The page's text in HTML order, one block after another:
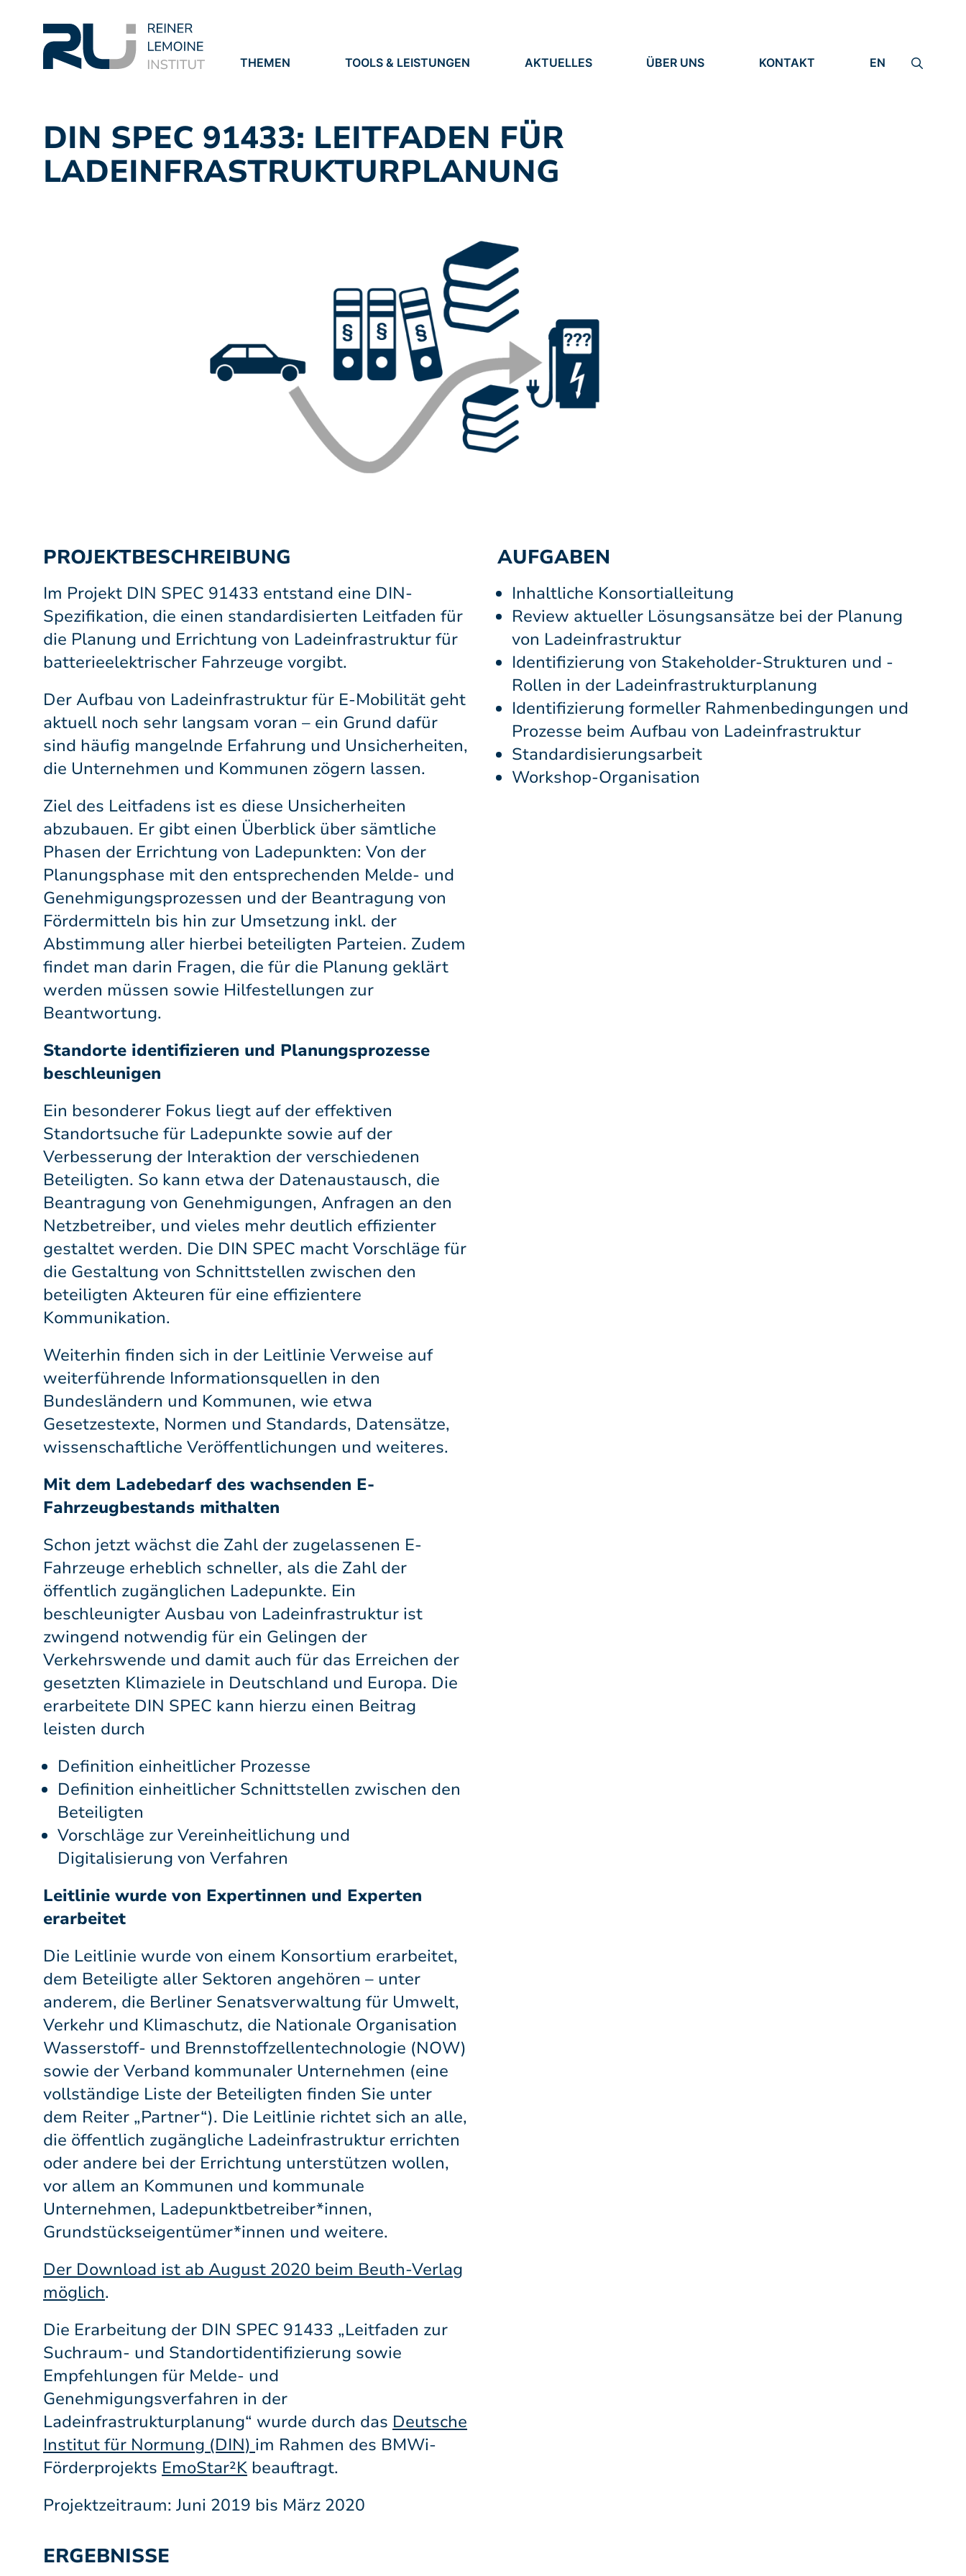
THEMEN TOOLS & LEISTUNGEN AKTUELLES
PRESSE
STELLEN
ÜBER UNS KONTAKT EN
DIN SPEC 91433: LEITFADEN FÜR
LADEINFRASTRUKTURPLANUNG
PROJEKTBESCHREIBUNG
Im Projekt DIN SPEC 91433 entstand eine DIN-
Spezifikation, die einen standardisierten Leitfaden für
die Planung und Errichtung von Ladeinfrastruktur für
batterieelektrischer Fahrzeuge vorgibt.
Der Aufbau von Ladeinfrastruktur für E-Mobilität geht
aktuell noch sehr langsam voran – ein Grund dafür
sind häufig mangelnde Erfahrung und Unsicherheiten,
die Unternehmen und Kommunen zögern lassen.
Ziel des Leitfadens ist es diese Unsicherheiten
abzubauen. Er gibt einen Überblick über sämtliche
Phasen der Errichtung von Ladepunkten: Von der
Planungsphase mit den entsprechenden Melde- und
Genehmigungsprozessen und der Beantragung von
Fördermitteln bis hin zur Umsetzung inkl. der
Abstimmung aller hierbei beteiligten Parteien. Zudem
findet man darin Fragen, die für die Planung geklärt
werden müssen sowie Hilfestellungen zur
Beantwortung.
Standorte identifizieren und Planungsprozesse
beschleunigen
Ein besonderer Fokus liegt auf der effektiven
Standortsuche für Ladepunkte sowie auf der
Verbesserung der Interaktion der verschiedenen
Beteiligten. So kann etwa der Datenaustausch, die
Beantragung von Genehmigungen, Anfragen an den
Netzbetreiber, und vieles mehr deutlich effizienter
gestaltet werden. Die DIN SPEC macht Vorschläge für
die Gestaltung von Schnittstellen zwischen den
beteiligten Akteuren für eine effizientere
Kommunikation.
Weiterhin finden sich in der Leitlinie Verweise auf
weiterführende Informationsquellen in den
Bundesländern und Kommunen, wie etwa
Gesetzestexte, Normen und Standards, Datensätze,
wissenschaftliche Veröffentlichungen und weiteres.
Mit dem Ladebedarf des wachsenden E-
Fahrzeugbestands mithalten
Schon jetzt wächst die Zahl der zugelassenen E-
Fahrzeuge erheblich schneller, als die Zahl der
öffentlich zugänglichen Ladepunkte. Ein
beschleunigter Ausbau von Ladeinfrastruktur ist
zwingend notwendig für ein Gelingen der
Verkehrswende und damit auch für das Erreichen der
gesetzten Klimaziele in Deutschland und Europa. Die
erarbeitete DIN SPEC kann hierzu einen Beitrag
leisten durch
Definition einheitlicher Prozesse
Definition einheitlicher Schnittstellen zwischen den
Beteiligten
Vorschläge zur Vereinheitlichung und
Digitalisierung von Verfahren
Leitlinie wurde von Expertinnen und Experten
erarbeitet
Die Leitlinie wurde von einem Konsortium erarbeitet,
dem Beteiligte aller Sektoren angehören – unter
anderem, die Berliner Senatsverwaltung für Umwelt,
Verkehr und Klimaschutz, die Nationale Organisation
Wasserstoff- und Brennstoffzellentechnologie (NOW)
sowie der Verband kommunaler Unternehmen (eine
vollständige Liste der Beteiligten finden Sie unter
dem Reiter „Partner“). Die Leitlinie richtet sich an alle,
die öffentlich zugängliche Ladeinfrastruktur errichten
oder andere bei der Errichtung unterstützen wollen,
vor allem an Kommunen und kommunale
Unternehmen, Ladepunktbetreiber*innen,
Grundstückseigentümer*innen und weitere.
Der Download ist ab August 2020 beim Beuth-Verlag
möglich.
Die Erarbeitung der DIN SPEC 91433 „Leitfaden zur
Suchraum- und Standortidentifizierung sowie
Empfehlungen für Melde- und
Genehmigungsverfahren in der
Ladeinfrastrukturplanung“ wurde durch das Deutsche
Institut für Normung (DIN) im Rahmen des BMWi-
Förderprojekts EmoStar²K beauftragt.
Projektzeitraum: Juni 2019 bis März 2020
AUFGABEN
Inhaltliche Konsortialleitung
Review aktueller Lösungsansätze bei der Planung
von Ladeinfrastruktur
Identifizierung von Stakeholder-Strukturen und -
Rollen in der Ladeinfrastrukturplanung
Identifizierung formeller Rahmenbedingungen und
Prozesse beim Aufbau von Ladeinfrastruktur
Standardisierungsarbeit
Workshop-Organisation
ERGEBNISSE